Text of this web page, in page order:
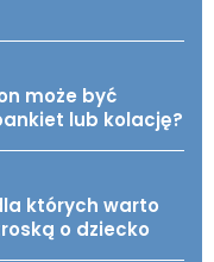
może być
lub kolację?
których warto
o dziecko